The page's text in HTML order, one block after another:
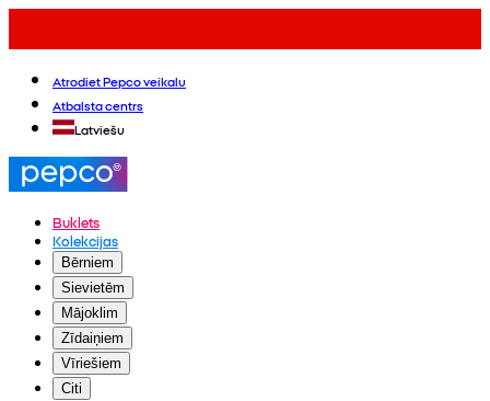
Atrodiet Pepco veikalu
Atbalsta centrs
Latviešu
Buklets
Kolekcijas
Bērniem
Sievietēm
Mājoklim
Zīdaiņiem
Vīriešiem
Citi